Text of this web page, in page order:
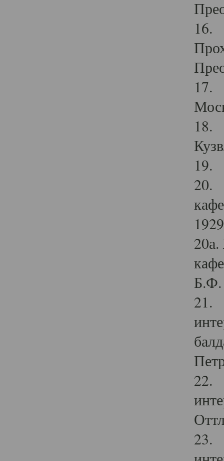
16.
17.
18.
19.
20.
Б.Ф.
21.
22.
23.